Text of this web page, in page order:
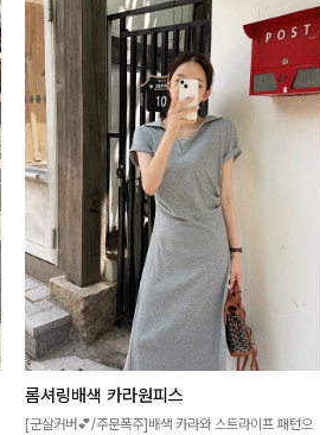
롬셔링배색 카라원피스
[군살커버💕/주문폭주]배색 카라와 스트라이프 패턴으